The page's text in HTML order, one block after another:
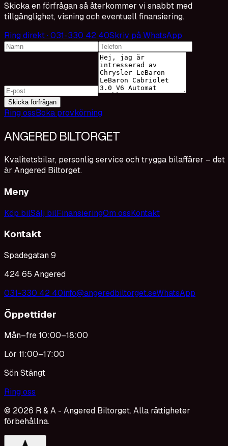
Skicka en förfrågan så återkommer vi snabbt med
tillgänglighet, visning och eventuell finansiering.
Ring direkt · 031-330 42 40Skriv på WhatsApp
Skicka förfrågan
Ring ossBoka provkörning
ANGERED BILTORGET
Kvalitetsbilar, personlig service och trygga bilaffärer – det
är Angered Biltorget.
Meny
Köp bilSälj bilFinansieringOm ossKontakt
Kontakt
Spadegatan 9
424 65 Angered
031-330 42 40info@angeredbiltorget.seWhatsApp
Öppettider
Mån–fre 10:00–18:00
Lör 11:00–17:00
Sön Stängt
Ring oss
© 2026 R & A - Angered Biltorget. Alla rättigheter
förbehållna.